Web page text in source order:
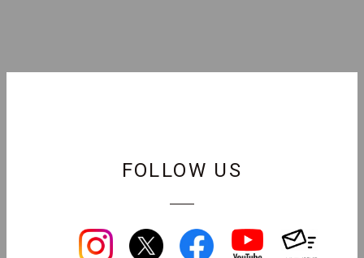
FOLLOW US